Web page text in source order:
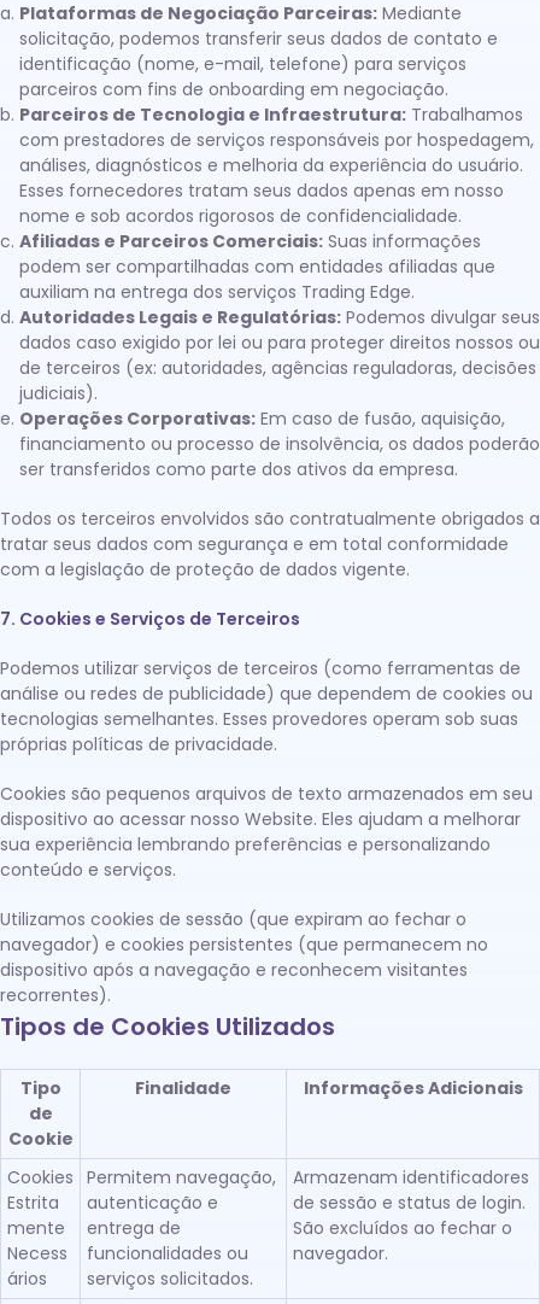
Plataformas de Negociação Parceiras: Mediante
solicitação, podemos transferir seus dados de contato e
identificação (nome, e-mail, telefone) para serviços
parceiros com fins de onboarding em negociação.
Parceiros de Tecnologia e Infraestrutura: Trabalhamos
com prestadores de serviços responsáveis por hospedagem,
análises, diagnósticos e melhoria da experiência do usuário.
Esses fornecedores tratam seus dados apenas em nosso
nome e sob acordos rigorosos de confidencialidade.
Afiliadas e Parceiros Comerciais: Suas informações
podem ser compartilhadas com entidades afiliadas que
auxiliam na entrega dos serviços Trading Edge.
Autoridades Legais e Regulatórias: Podemos divulgar seus
dados caso exigido por lei ou para proteger direitos nossos ou
de terceiros (ex: autoridades, agências reguladoras, decisões
judiciais).
Operações Corporativas: Em caso de fusão, aquisição,
financiamento ou processo de insolvência, os dados poderão
ser transferidos como parte dos ativos da empresa.
Todos os terceiros envolvidos são contratualmente obrigados a
tratar seus dados com segurança e em total conformidade
com a legislação de proteção de dados vigente.
7. Cookies e Serviços de Terceiros
Podemos utilizar serviços de terceiros (como ferramentas de
análise ou redes de publicidade) que dependem de cookies ou
tecnologias semelhantes. Esses provedores operam sob suas
próprias políticas de privacidade.
Cookies são pequenos arquivos de texto armazenados em seu
dispositivo ao acessar nosso Website. Eles ajudam a melhorar
sua experiência lembrando preferências e personalizando
conteúdo e serviços.
Utilizamos cookies de sessão (que expiram ao fechar o
navegador) e cookies persistentes (que permanecem no
dispositivo após a navegação e reconhecem visitantes
recorrentes).
Tipos de Cookies Utilizados
Tipo
de
Cookie
Finalidade Informações Adicionais
Cookies
Estrita
mente
Necess
ários
Permitem navegação,
autenticação e
entrega de
funcionalidades ou
serviços solicitados.
Armazenam identificadores
de sessão e status de login.
São excluídos ao fechar o
navegador.